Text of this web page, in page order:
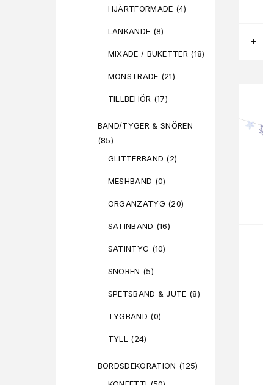
HJÄRTFORMADE (4)
LÄNKANDE (8)
MIXADE / BUKETTER (18)
MÖNSTRADE (21)
TILLBEHÖR (17)
BAND/TYGER & SNÖREN
(85)
GLITTERBAND (2)
MESHBAND (0)
ORGANZATYG (20)
SATINBAND (16)
SATINTYG (10)
SNÖREN (5)
SPETSBAND & JUTE (8)
TYGBAND (0)
TYLL (24)
BORDSDEKORATION (125)